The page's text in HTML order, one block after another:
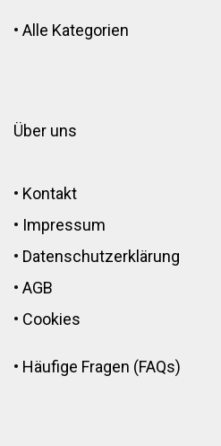
• Alle Kategorien
Über uns
• Kontakt
• Impressum
• Datenschutzerklärung
• AGB
• Cookies
• Häufige Fragen (FAQs)